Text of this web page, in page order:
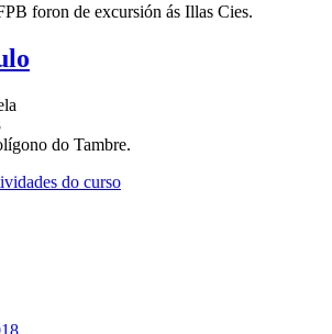
foron de excursión ás Illas Cies.
do Tambre.
do curso